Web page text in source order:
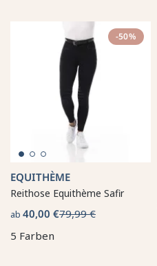
-50%
EQUITHÈME
Reithose Equithème Safir
ab 40,00 €79,99 €
5 Farben